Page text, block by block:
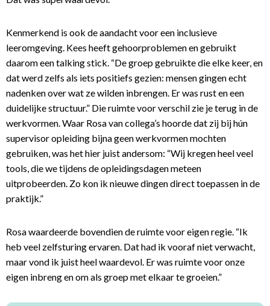
Kenmerkend is ook de aandacht voor een inclusieve
leeromgeving. Kees heeft gehoorproblemen en gebruikt
daarom een talking stick. “De groep gebruikte die elke keer, en
dat werd zelfs als iets positiefs gezien: mensen gingen echt
nadenken over wat ze wilden inbrengen. Er was rust en een
duidelijke structuur.” Die ruimte voor verschil zie je terug in de
werkvormen. Waar Rosa van collega’s hoorde dat zij bij hún
supervisor opleiding bijna geen werkvormen mochten
gebruiken, was het hier juist andersom: “Wij kregen heel veel
tools, die we tijdens de opleidingsdagen meteen
uitprobeerden. Zo kon ik nieuwe dingen direct toepassen in de
praktijk.”
Rosa waardeerde bovendien de ruimte voor eigen regie. “Ik
heb veel zelfsturing ervaren. Dat had ik vooraf niet verwacht,
maar vond ik juist heel waardevol. Er was ruimte voor onze
eigen inbreng en om als groep met elkaar te groeien.”